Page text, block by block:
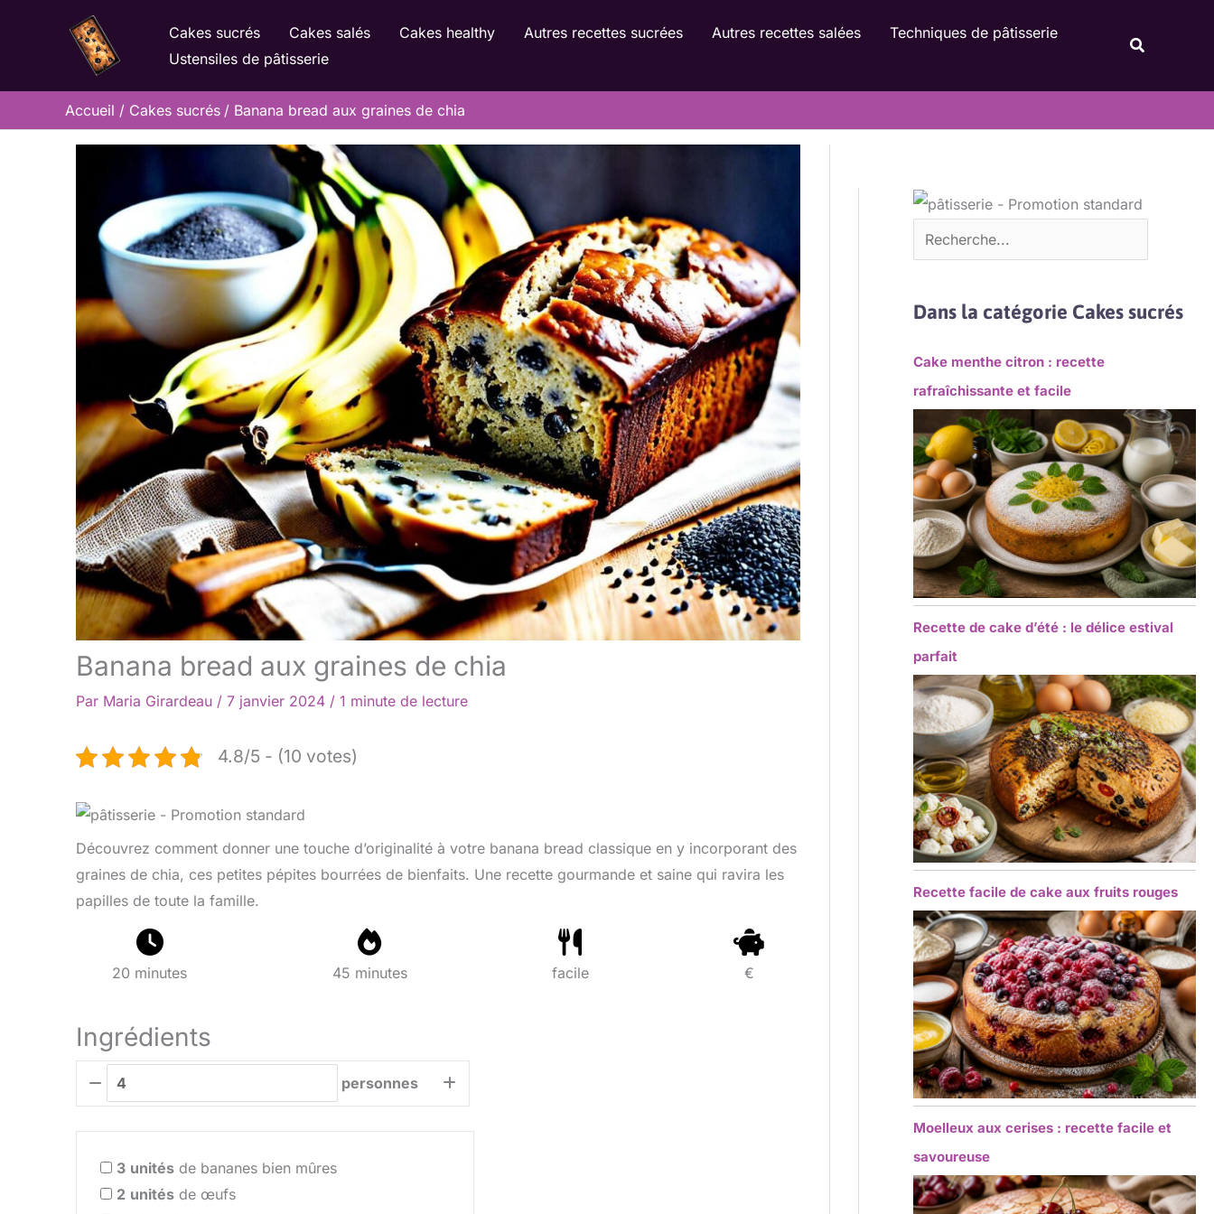
Cakes sucrés Cakes salés Cakes healthy Autres recettes sucrées Autres recettes salées
Techniques de pâtisserie
Ustensiles de pâtisserie
Accueil Cakes sucrés Banana bread aux graines de chia
Banana bread aux graines de chia
Par Maria Girardeau / 7 janvier 2024 / 1 minute de lecture
4.8/5 - (10 votes)
Découvrez comment donner une touche d’originalité à votre banana bread classique en y incorporant des
graines de chia, ces petites pépites bourrées de bienfaits. Une recette gourmande et saine qui ravira les
papilles de toute la famille.
20 minutes 45 minutes facile €
Ingrédients
personnes
3 unités de bananes bien mûres
2 unités de œufs
Dans la catégorie Cakes sucrés
Cake menthe citron : recette
rafraîchissante et facile
Recette de cake d’été : le délice estival
parfait
Recette facile de cake aux fruits rouges
Moelleux aux cerises : recette facile et
savoureuse